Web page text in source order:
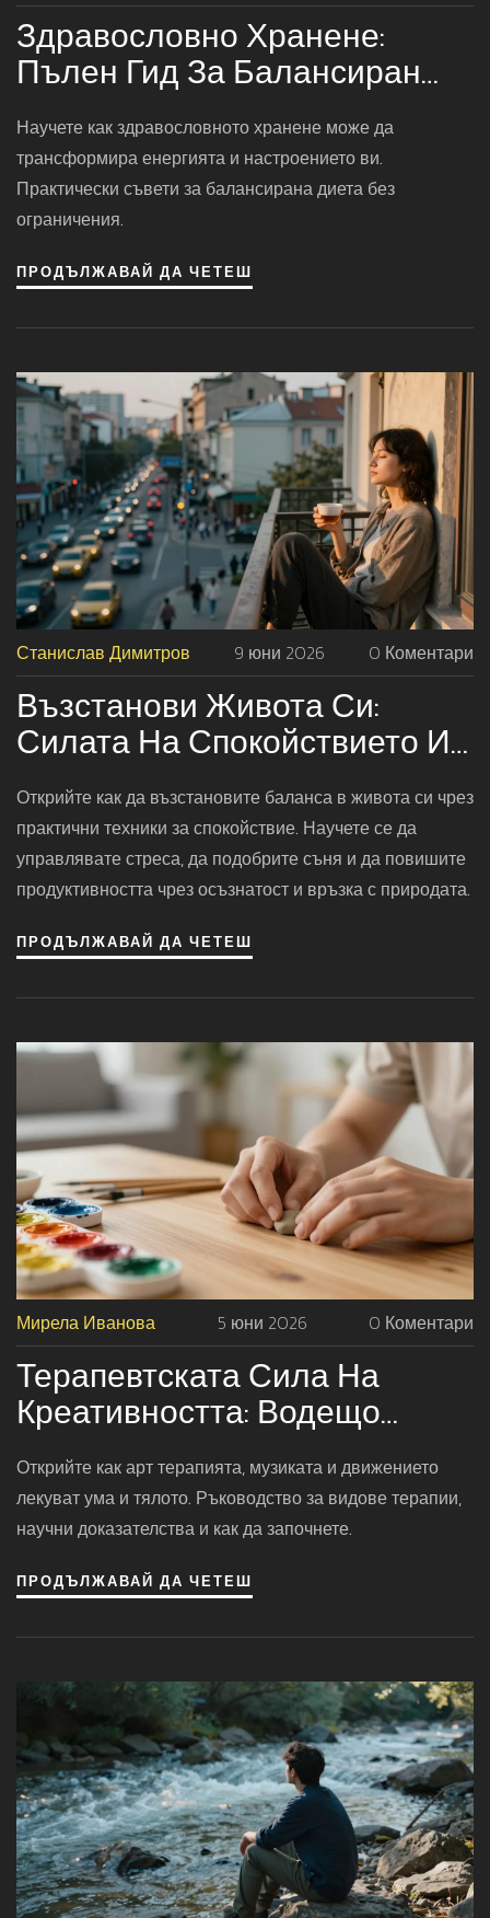
Здравословно Хранене:
Пълен Гид За Балансиран
Живот И Енергия
Научете как здравословното хранене може да
трансформира енергията и настроението ви.
Практически съвети за балансирана диета без
ограничения.
ПРОДЪЛЖАВАЙ ДА ЧЕТЕШ
Станислав Димитров 9 юни 2026 0 Коментари
Възстанови Живота Си:
Силата На Спокойствието И
Как Да Го Постигнеш
Открийте как да възстановите баланса в живота си чрез
практични техники за спокойствие. Научете се да
управлявате стреса, да подобрите съня и да повишите
продуктивността чрез осъзнатост и връзка с природата.
ПРОДЪЛЖАВАЙ ДА ЧЕТЕШ
Мирела Иванова 5 юни 2026 0 Коментари
Терапевтската Сила На
Креативността: Водещо
Ръководство За Изкуствата В
Терапията
Открийте как арт терапията, музиката и движението
лекуват ума и тялото. Ръководство за видове терапии,
научни доказателства и как да започнете.
ПРОДЪЛЖАВАЙ ДА ЧЕТЕШ